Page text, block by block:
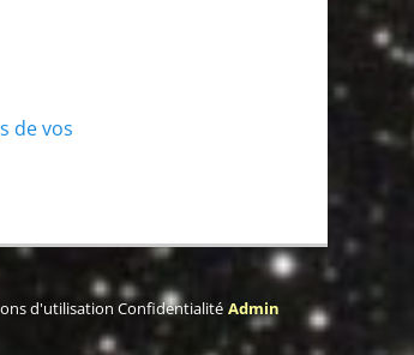
de vos
d'utilisation Confidentialité Admin